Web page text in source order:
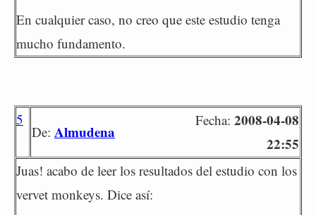
En cualquier caso, no creo que este estudio tenga
mucho fundamento.
5
De: Almudena
Fecha: 2008-04-08
22:55
Juas! acabo de leer los resultados del estudio con los
vervet monkeys. Dice así: